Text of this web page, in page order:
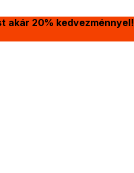
akár 20% kedvezménnyel!